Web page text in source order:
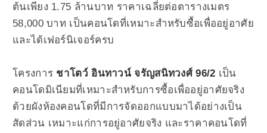
ต้นเพียง 1.75 ล้านบาท ราคาเฉลี่ยต่อตารางเมตร
58,000 บาท เป็นคอนโดที่เหมาะสำหรับซื้อเพื่ออยู่อาศัย
และได้เฟอร์นิเจอร์ครบ
โครงการ ชาโตว์ อินทาวน์ จรัญสนิทวงศ์ 96/2 เป็น
คอนโดมิเนียมที่เหมาะสำหรับการซื้อเพื่ออยู่อาศัยจริง
ด้วยผังห้องคอนโดที่มีการจัดออกแบบมาได้อย่างเป็น
สัดส่วน เหมาะแก่การอยู่อาศัยจริง และราคาคอนโดที่